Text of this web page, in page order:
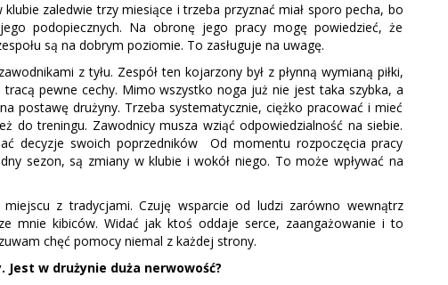
zaledwie trzy miesiące i trzeba przyznać miał sporo pecha, bo
podopiecznych. Na obronę jego pracy mogę powiedzieć, że
są na dobrym poziomie. To zasługuje na uwagę.
z tyłu. Zespół ten kojarzony był z płynną wymianą piłki,
pewne cechy. Mimo wszystko noga już nie jest taka szybka, a
postawę drużyny. Trzeba systematycznie, ciężko pracować i mieć
do treningu. Zawodnicy musza wziąć odpowiedzialność na siebie.
decyzje swoich poprzedników Od momentu rozpoczęcia pracy
sezon, są zmiany w klubie i wokół niego. To może wpływać na
z tradycjami. Czuję wsparcie od ludzi zarówno wewnątrz
mnie kibiców. Widać jak ktoś oddaje serce, zaangażowanie i to
chęć pomocy niemal z każdej strony.
w drużynie duża nerwowość?